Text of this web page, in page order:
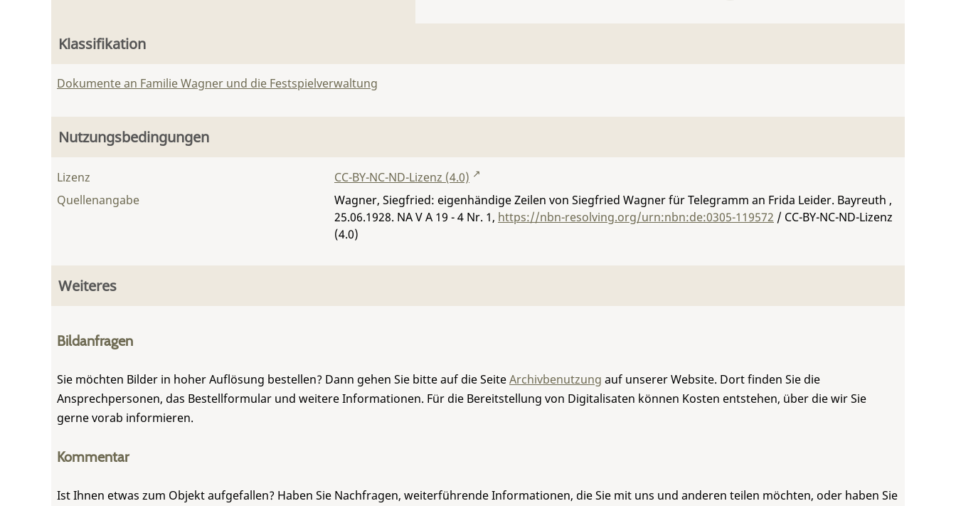
Klassifikation
Dokumente an Familie Wagner und die Festspielverwaltung
Nutzungsbedingungen
Lizenz
CC-BY-NC-ND-Lizenz (4.0)
Quellenangabe
Wagner, Siegfried: eigenhändige Zeilen von Siegfried Wagner für Telegramm an Frida Leider. Bayreuth ,
25.06.1928. NA V A 19 - 4 Nr. 1, https://nbn-resolving.org/urn:nbn:de:0305-119572 / CC-BY-NC-ND-Lizenz
(4.0)
Weiteres
Bildanfragen
Sie möchten Bilder in hoher Auflösung bestellen? Dann gehen Sie bitte auf die SeiteArchivbenutzung auf unserer Website. Dort finden Sie die
Ansprechpersonen, das Bestellformular und weitere Informationen. Für die Bereitstellung von Digitalisaten können Kosten entstehen, über die wir Sie
gerne vorab informieren.
Kommentar
Ist Ihnen etwas zum Objekt aufgefallen? Haben Sie Nachfragen, weiterführende Informationen, die Sie mit uns und anderen teilen möchten, oder haben Sie